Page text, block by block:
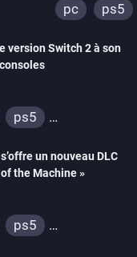
pc ps5
version Switch 2 à son
ps5
un nouveau DLC
the Machine »
ps5